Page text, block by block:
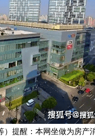
提醒：本网坐做为房产